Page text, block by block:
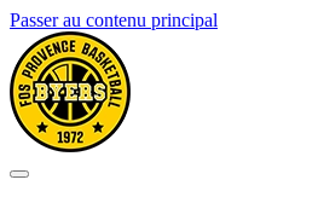
Passer au contenu principal